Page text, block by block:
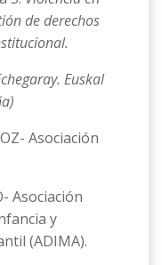
de derechos
Euskal
Asociación
Asociación
y
(ADIMA).